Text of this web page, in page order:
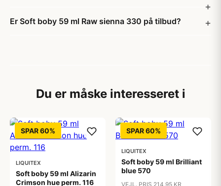
Er Soft boby 59 ml Raw sienna 330 på tilbud?
Du er måske interesseret i
SPAR 60%
LIQUITEX
Soft boby 59 ml Alizarin
Crimson hue perm. 116
SPAR 60%
LIQUITEX
Soft boby 59 ml Brilliant
blue 570
VEJL. PRIS 214,95 KR